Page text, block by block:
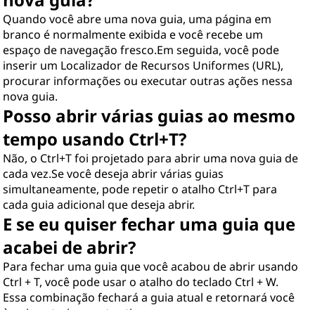
Quando você abre uma nova guia, uma página em
branco é normalmente exibida e você recebe um
espaço de navegação fresco.Em seguida, você pode
inserir um Localizador de Recursos Uniformes (URL),
procurar informações ou executar outras ações nessa
nova guia.
Posso abrir várias guias ao mesmo
tempo usando Ctrl+T?
Não, o Ctrl+T foi projetado para abrir uma nova guia de
cada vez.Se você deseja abrir várias guias
simultaneamente, pode repetir o atalho Ctrl+T para
cada guia adicional que deseja abrir.
E se eu quiser fechar uma guia que
acabei de abrir?
Para fechar uma guia que você acabou de abrir usando
Ctrl + T, você pode usar o atalho do teclado Ctrl + W.
Essa combinação fechará a guia atual e retornará você